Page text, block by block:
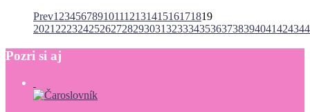
Prev1 2345678910111213141516171819
2021 2223242526272829303132333435363738394041424344
Pozri si aj